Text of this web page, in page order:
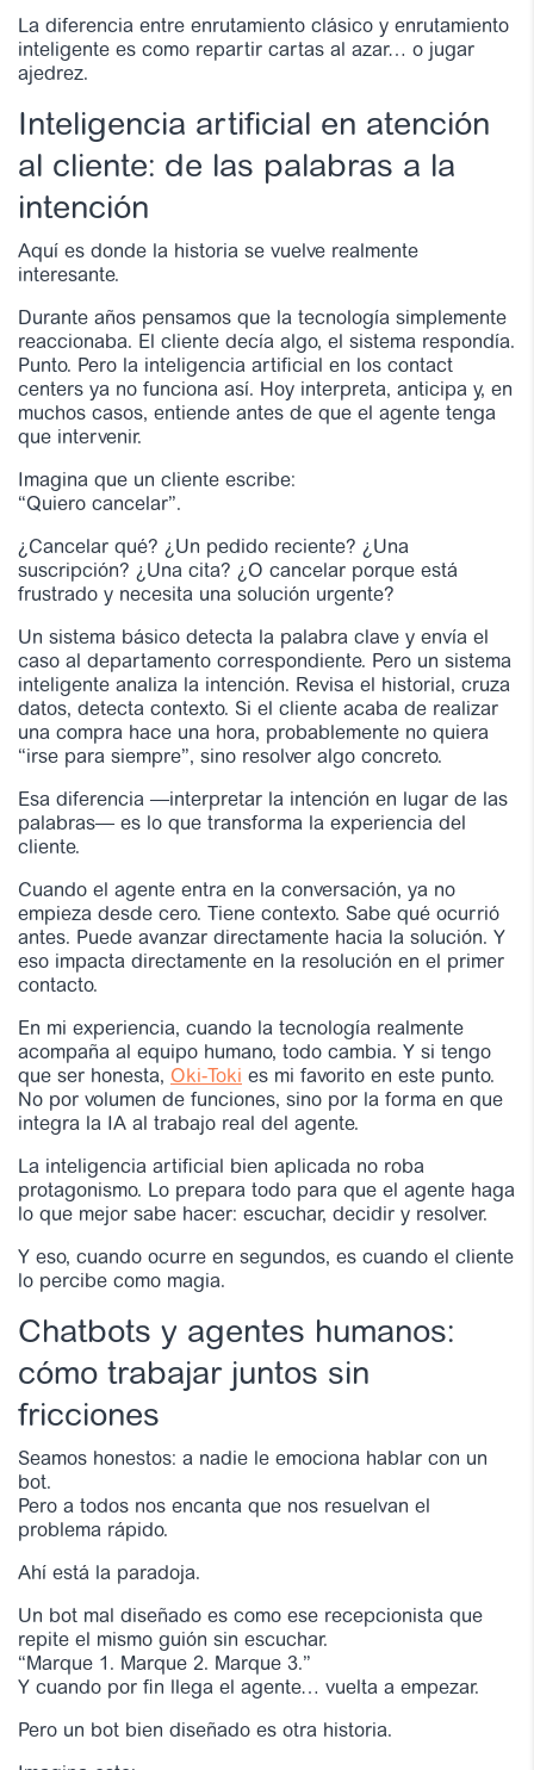
La diferencia entre enrutamiento clásico y enrutamiento
inteligente es como repartir cartas al azar… o jugar
ajedrez.
Inteligencia artificial en atención
al cliente: de las palabras a la
intención
Aquí es donde la historia se vuelve realmente
interesante.
Durante años pensamos que la tecnología simplemente
reaccionaba. El cliente decía algo, el sistema respondía.
Punto. Pero la inteligencia artificial en los contact
centers ya no funciona así. Hoy interpreta, anticipa y, en
muchos casos, entiende antes de que el agente tenga
que intervenir.
Imagina que un cliente escribe:
“Quiero cancelar”.
¿Cancelar qué? ¿Un pedido reciente? ¿Una
suscripción? ¿Una cita? ¿O cancelar porque está
frustrado y necesita una solución urgente?
Un sistema básico detecta la palabra clave y envía el
caso al departamento correspondiente. Pero un sistema
inteligente analiza la intención. Revisa el historial, cruza
datos, detecta contexto. Si el cliente acaba de realizar
una compra hace una hora, probablemente no quiera
“irse para siempre”, sino resolver algo concreto.
Esa diferencia —interpretar la intención en lugar de las
palabras— es lo que transforma la experiencia del
cliente.
Cuando el agente entra en la conversación, ya no
empieza desde cero. Tiene contexto. Sabe qué ocurrió
antes. Puede avanzar directamente hacia la solución. Y
eso impacta directamente en la resolución en el primer
contacto.
En mi experiencia, cuando la tecnología realmente
acompaña al equipo humano, todo cambia. Y si tengo
que ser honesta, Oki-Toki es mi favorito en este punto.
No por volumen de funciones, sino por la forma en que
integra la IA al trabajo real del agente.
La inteligencia artificial bien aplicada no roba
protagonismo. Lo prepara todo para que el agente haga
lo que mejor sabe hacer: escuchar, decidir y resolver.
Y eso, cuando ocurre en segundos, es cuando el cliente
lo percibe como magia.
Chatbots y agentes humanos:
cómo trabajar juntos sin
fricciones
Seamos honestos: a nadie le emociona hablar con un
bot.
Pero a todos nos encanta que nos resuelvan el
problema rápido.
Ahí está la paradoja.
Un bot mal diseñado es como ese recepcionista que
repite el mismo guión sin escuchar.
“Marque 1. Marque 2. Marque 3.”
Y cuando por fin llega el agente… vuelta a empezar.
Pero un bot bien diseñado es otra historia.